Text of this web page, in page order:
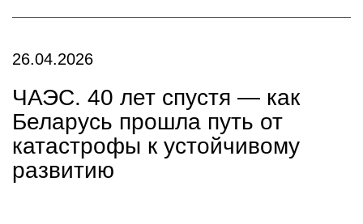
26.04.2026
ЧАЭС. 40 лет спустя — как
Беларусь прошла путь от
катастрофы к устойчивому
развитию